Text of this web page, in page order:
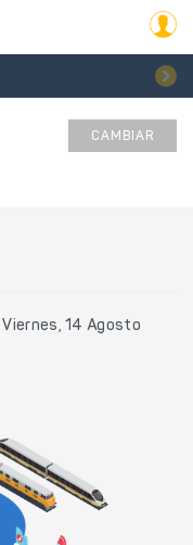
CAMBIAR
Viernes, 14 Agosto